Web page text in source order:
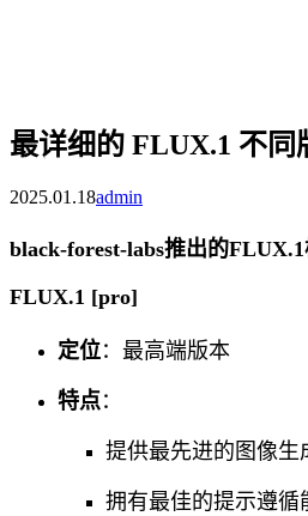
最详细的 FLUX.1 不同
2025.01.18admin
black-forest-labs推出的
FLUX.1 [pro]
定位：最高端版本
特点：
提供最先进的图像生
拥有最佳的提示遵循